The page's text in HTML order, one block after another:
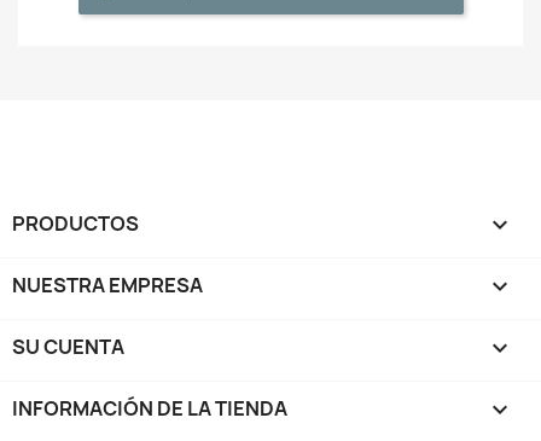
PRODUCTOS 
NUESTRA EMPRESA 
SU CUENTA 
INFORMACIÓN DE LA TIENDA keyboard_arrow_down